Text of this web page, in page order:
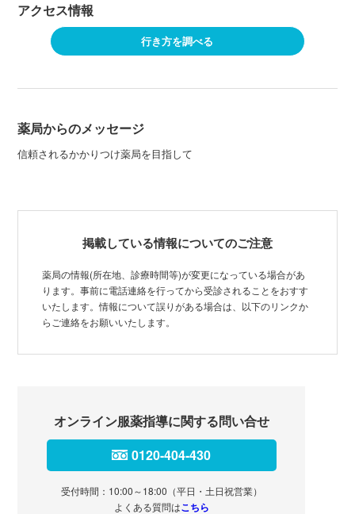
アクセス情報
行き方を調べる
薬局からのメッセージ
信頼されるかかりつけ薬局を目指して
掲載している情報についてのご注意
薬局の情報(所在地、診療時間等)が変更になっている場合があ
ります。事前に電話連絡を行ってから受診されることをおすす
いたします。情報について誤りがある場合は、以下のリンクか
らご連絡をお願いいたします。
オンライン服薬指導に関する問い合せ
0120-404-430
受付時間：10:00～18:00（平日・土日祝営業）
よくある質問はこちら